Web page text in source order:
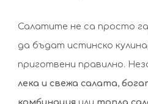
Салатите не са просто
да бъдат истинско
приготвени правилно.
лека и свежа салата,